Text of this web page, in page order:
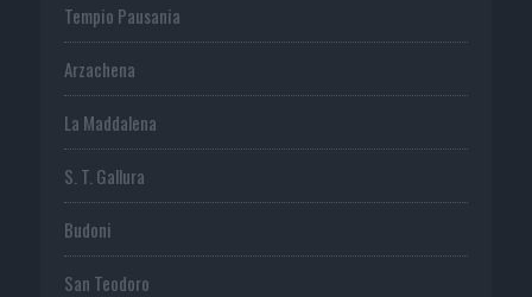
Tempio Pausania
Arzachena
La Maddalena
S. T. Gallura
Budoni
San Teodoro